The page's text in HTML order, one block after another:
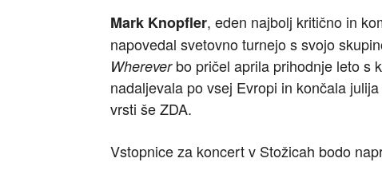
Mark Knopfler, eden najbolj kritično in
napovedal svetovno turnejo s svojo
Whereverbo pričel aprila prihodnje leto s
nadaljevala po vsej Evropi in končala
vrsti še ZDA.
Vstopnice za koncert v Stožicah bodo